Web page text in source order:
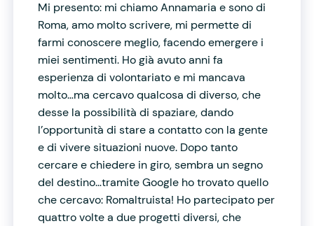
Mi presento: mi chiamo Annamaria e sono di
Roma, amo molto scrivere, mi permette di
farmi conoscere meglio, facendo emergere i
miei sentimenti. Ho già avuto anni fa
esperienza di volontariato e mi mancava
molto…ma cercavo qualcosa di diverso, che
desse la possibilità di spaziare, dando
l’opportunità di stare a contatto con la gente
e di vivere situazioni nuove. Dopo tanto
cercare e chiedere in giro, sembra un segno
del destino…tramite Google ho trovato quello
che cercavo: Romaltruista! Ho partecipato per
quattro volte a due progetti diversi, che